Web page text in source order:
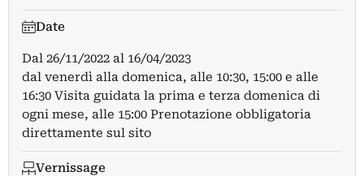
Date
Dal 26/11/2022 al 16/04/2023
dal venerdì alla domenica, alle 10:30, 15:00 e alle
16:30 Visita guidata la prima e terza domenica di
ogni mese, alle 15:00 Prenotazione obbligatoria
direttamente sul sito
Vernissage